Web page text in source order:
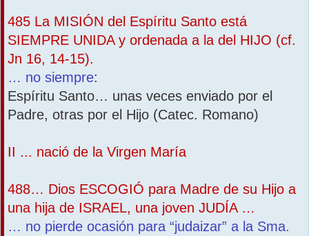
485 La MISIÓN del Espíritu Santo está
SIEMPRE UNIDA y ordenada a la del HIJO (cf.
Jn 16, 14-15).
… no siempre:
Espíritu Santo… unas veces enviado por el
Padre, otras por el Hijo (Catec. Romano)
II ... nació de la Virgen María
488… Dios ESCOGIÓ para Madre de su Hijo a
una hija de ISRAEL, una joven JUDÍA …
… no pierde ocasión para “judaizar” a la Sma.